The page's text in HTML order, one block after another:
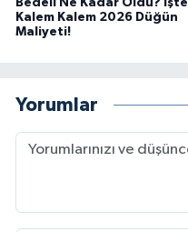
Bedeli Ne Kadar Oldu? İşte
Kalem Kalem 2026 Düğün
Maliyeti!
Yorumlar